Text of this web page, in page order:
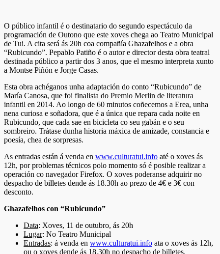
O público infantil é o destinatario do segundo espectáculo da
programación de Outono que este xoves chega ao Teatro Municipal
de Tui. A cita será ás 20h coa compañía Ghazafelhos e a obra
“Rubicundo”. Pepablo Patiño é o autor e director desta obra teatral
destinada público a partir dos 3 anos, que el mesmo interpreta xunto
a Montse Piñón e Jorge Casas.
Esta obra achéganos unha adaptación do conto “Rubicundo” de
María Canosa, que foi finalista do Premio Merlin de literatura
infantil en 2014. Ao longo de 60 minutos coñecemos a Erea, unha
nena curiosa e soñadora, que é a única que repara cada noite en
Rubicundo, que cada sae en bicicleta co seu gabán e o seu
sombreiro. Trátase dunha historia máxica de amizade, constancia e
poesía, chea de sorpresas.
As entradas están á venda en www.culturatui.info até o xoves ás
12h, por problemas técnicos polo momento só é posible realizar a
operación co navegador Firefox. O xoves poderanse adquirir no
despacho de billetes dende ás 18.30h ao prezo de 4€ e 3€ con
desconto.
Ghazafelhos con “Rubicundo”
Data: Xoves, 11 de outubro, ás 20h
Lugar: No Teatro Municipal
Entradas: á venda en www.culturatui.info ata o xoves ás 12h,
ou o xoves dende ás 18.30h no despacho de billetes.